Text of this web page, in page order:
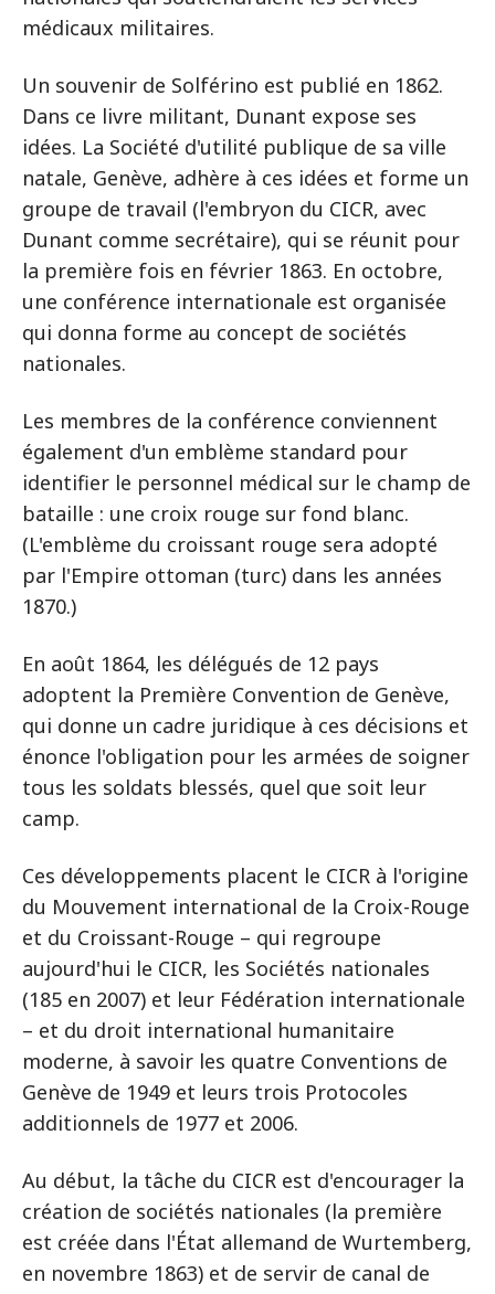
médicaux militaires.
Un souvenir de Solférino est publié en 1862.
Dans ce livre militant, Dunant expose ses
idées. La Société d'utilité publique de sa ville
natale, Genève, adhère à ces idées et forme un
groupe de travail (l'embryon du CICR, avec
Dunant comme secrétaire), qui se réunit pour
la première fois en février 1863. En octobre,
une conférence internationale est organisée
qui donna forme au concept de sociétés
nationales.
Les membres de la conférence conviennent
également d'un emblème standard pour
identifier le personnel médical sur le champ de
bataille : une croix rouge sur fond blanc.
(L'emblème du croissant rouge sera adopté
par l'Empire ottoman (turc) dans les années
1870.)
En août 1864, les délégués de 12 pays
adoptent la Première Convention de Genève,
qui donne un cadre juridique à ces décisions et
énonce l'obligation pour les armées de soigner
tous les soldats blessés, quel que soit leur
camp.
Ces développements placent le CICR à l'origine
du Mouvement international de la Croix-Rouge
et du Croissant-Rouge – qui regroupe
aujourd'hui le CICR, les Sociétés nationales
(185 en 2007) et leur Fédération internationale
– et du droit international humanitaire
moderne, à savoir les quatre Conventions de
Genève de 1949 et leurs trois Protocoles
additionnels de 1977 et 2006.
Au début, la tâche du CICR est d'encourager la
création de sociétés nationales (la première
est créée dans l'État allemand de Wurtemberg,
en novembre 1863) et de servir de canal de